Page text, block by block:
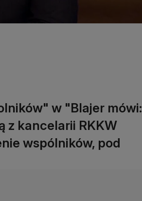
w "Blajer mówi:
z kancelarii RKKW
wspólników, pod